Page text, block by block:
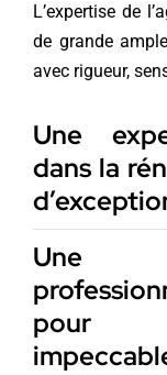
L’expertise de
de grande
avec rigueur,
Une
dans la
Une
pour